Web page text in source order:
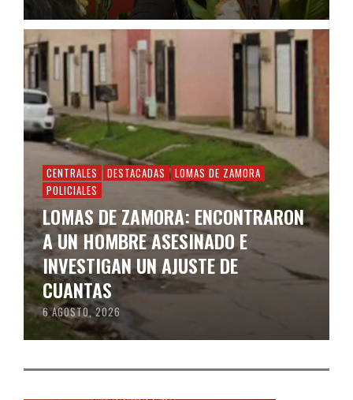
CENTRALES DESTACADAS
LOMAS DE ZAMORA
POLICIALES
LOMAS DE ZAMORA: ENCONTRARON
A UN HOMBRE ASESINADO E
INVESTIGAN UN AJUSTE DE
CUANTAS
6 AGOSTO, 2026